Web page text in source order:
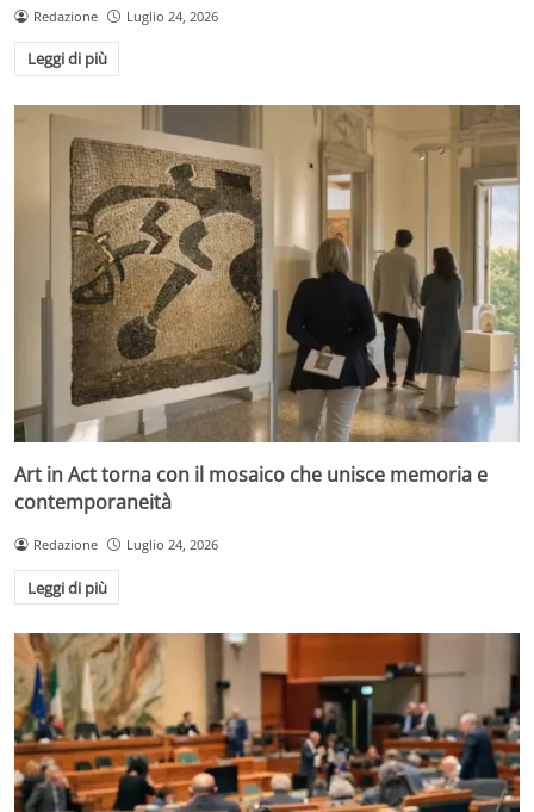
Redazione Luglio 24, 2026
Leggi di più
Art in Act torna con il mosaico che unisce memoria e
contemporaneità
Redazione Luglio 24, 2026
Leggi di più